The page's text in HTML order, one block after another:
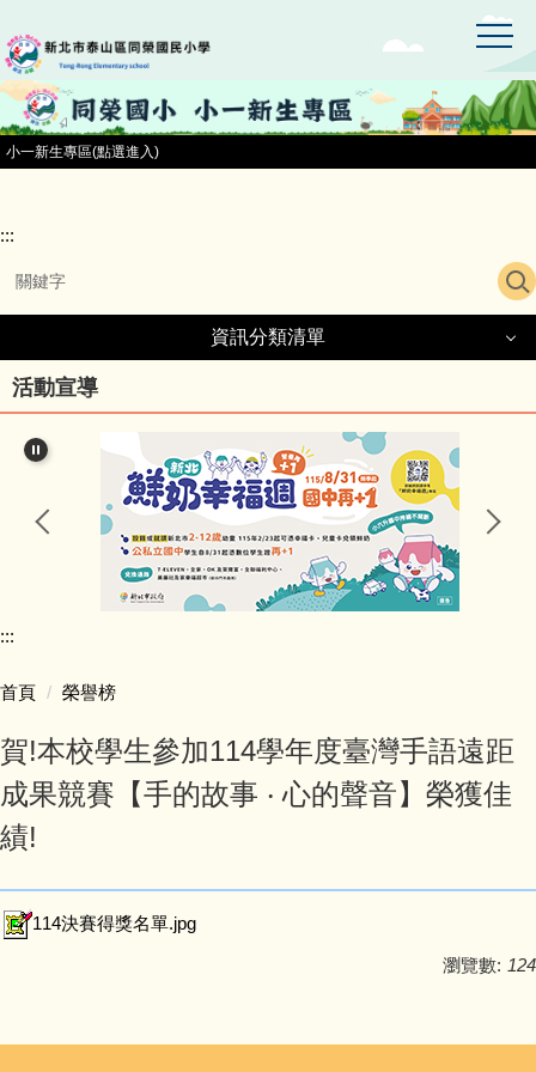
到
主
要
內
容
區
小一新生專區(點選進入)
:::
資訊分類清單
資訊分類清單
同榮國小首頁
小一新生專區
行政團隊介紹
學校行事簡曆
活動宣導
:::
首頁 榮譽榜
賀!本校學生參加114學年度臺灣手語遠距
成果競賽【手的故事 ‧ 心的聲音】榮獲佳
績!
114決賽得獎名單.jpg
瀏覽數: 124